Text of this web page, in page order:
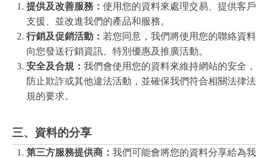
提供及改善服務： 使用您的資料來處理交易、提供客戶
支援、並改進我們的產品和服務。
行銷及促銷活動： 若您同意，我們將使用您的聯絡資料
向您發送行銷資訊、特別優惠及推廣活動。
安全及合規： 我們會使用您的資料來維持網站的安全，
防止欺詐或其他違法活動，並確保我們符合相關法律法
規的要求。
三、資料的分享
第三方服務提供商： 我們可能會將您的資料分享給為我